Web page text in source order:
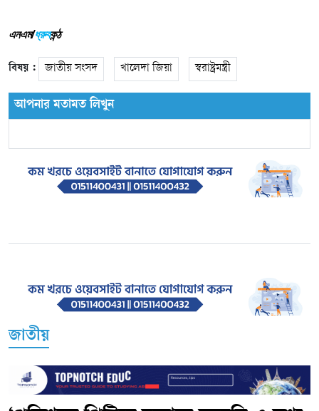
এনএম/ধ্রুবকন্ঠ
বিষয় : জাতীয় সংসদ খালেদা জিয়া স্বরাষ্ট্রমন্ত্রী
আপনার মতামত লিখুন
জাতীয়